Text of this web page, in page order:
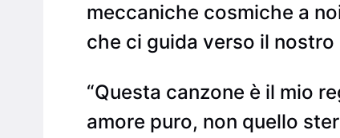
meccaniche cosmiche a
che ci guida verso il
“Questa canzone è il mio
amore puro, non quello